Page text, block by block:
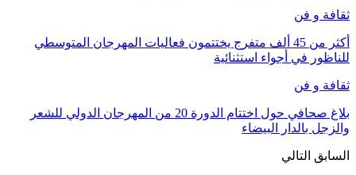
ثقافة و فن
أكثر من 45 ألف متفرج يختتمون فعاليات المهرجان المتوسطي
للناظور في أجواء استثنائية
ثقافة و فن
بلاغ صحافي حول اختتام الدورة 20 من المهرجان الدولي للشعر
والزجل بالدار البيضاء
السابق التالي